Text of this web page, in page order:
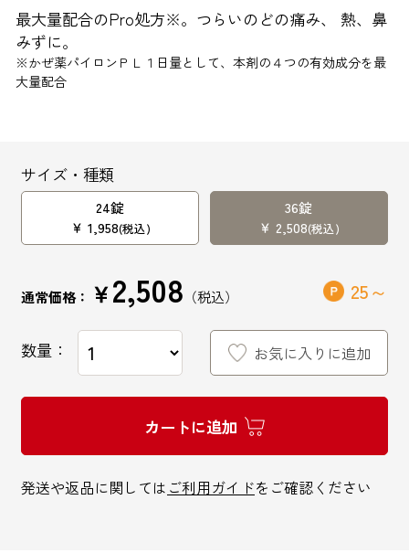
シオノギヘルスケアONLINEについて
シオノギヘルスケア（コーポレートサイト）
会社概要
医薬品の販売に関する表示
特定商取引法に基づく表記
インターネットでのお問い合わせ
お問い合わせフォーム
最大量配合のPro処方※。つらいのどの痛み、 熱、鼻
みずに。
※かぜ薬パイロンＰＬ１日量として、本剤の４つの有効成分を最
大量配合
サイズ・種類
24錠
￥ 1,958
36錠
￥ 2,508
通常価格： ￥2,508 25
数量：
カートに追加
お気に入りに追加
発送や返品に関しては ご利用ガイドをご確認ください